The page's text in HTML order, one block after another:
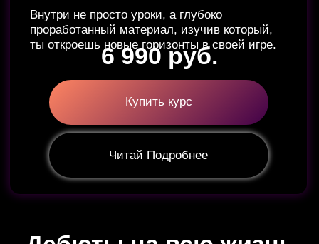
По начинке в курсе:
— понятный агрессивный репертуар
— готовые идеи против всех основных
— минимум воды
— упражнения на закрепление
(жми на "читай подробнее")
Дебют для тех, кто хочет играть остро,
быстро и неприятно для соперника.
4 490 руб.